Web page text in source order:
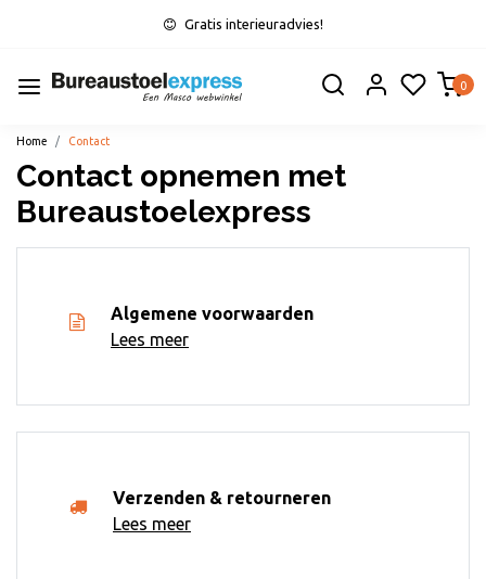
Gratis interieuradvies!
0
Home Contact
Contact opnemen met
Bureaustoelexpress
Algemene voorwaarden
Lees meer
Verzenden & retourneren
Lees meer